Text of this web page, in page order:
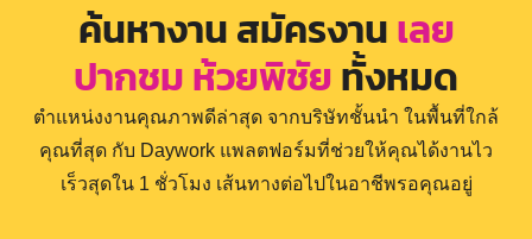
ค้นหางาน สมัครงานเลย
ปากชม ห้วยพิชัยทั้งหมด
ตำแหน่งงานคุณภาพดีล่าสุด จากบริษัทชั้นนำ ในพื้นที่ใกล้
คุณที่สุด กับ Daywork แพลตฟอร์มที่ช่วยให้คุณได้งานไว
เร็วสุดใน 1 ชั่วโมง เส้นทางต่อไปในอาชีพรอคุณอยู่